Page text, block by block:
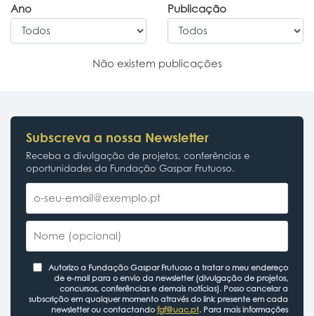
Ano Publicação
Não existem publicações
Subscreva a nossa Newsletter
Receba a divulgação de projetos, conferências e
oportunidades da Fundação Gaspar Frutuoso.
Autorizo a Fundação Gaspar Frutuoso a tratar o meu endereço
de e-mail para o envio da newsletter (divulgação de projetos,
concursos, conferências e demais notícias). Posso cancelar a
subscrição em qualquer momento através do link presente em cada
newsletter ou contactando fgf@uac.pt. Para mais informações